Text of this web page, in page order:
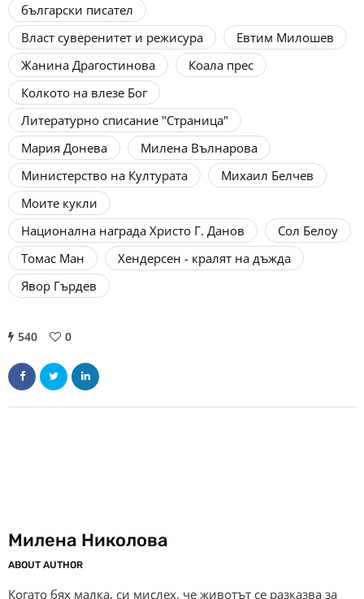
български писател
Власт суверенитет и режисура
Евтим Милошев
Жанина Драгостинова
Коала прес
Колкото на влезе Бог
Литературно списание "Страница"
Мария Донева
Милена Вълнарова
Министерство на Културата
Михаил Белчев
Моите кукли
Национална награда Христо Г. Данов
Сол Белоу
Томас Ман
Хендерсен - кралят на дъжда
Явор Гърдев
540 0
Милена Николова
ABOUT AUTHOR
Когато бях малка, си мислех, че животът се разказва за